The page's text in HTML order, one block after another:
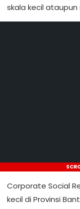
skala kecil ataupun
Corporate Social
kecil di Provinsi